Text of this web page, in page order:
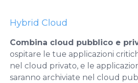
Hybrid Cloud
Combina cloud pubblico e
ospitare le tue applicazioni
nel cloud privato, e le
saranno archiviate nel cloud